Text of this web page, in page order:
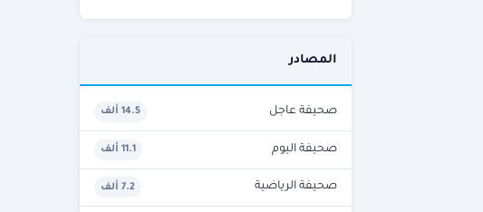
المصادر
صحيفة عاجل 14.5 ألف
صحيفة اليوم 11.1 ألف
صحيفة الرياضية 7.2 ألف